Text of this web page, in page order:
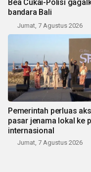
Bea Cukai-Polisi
bandara Bali
Jumat, 7 Agustus 2026
Pemerintah perluas
pasar jenama lokal ke
internasional
Jumat, 7 Agustus 2026